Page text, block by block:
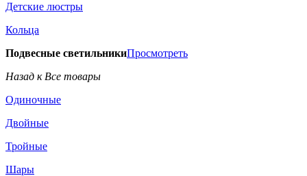
Детские люстры
Кольца
Подвесные светильникиПросмотреть
Назад к Все товары
Одиночные
Двойные
Тройные
Шары